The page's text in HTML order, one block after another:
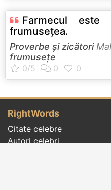
Farmecul este
frumuseţea.
Proverbe și zicători
frumusețe
RightWords
Citate celebre
Autori celebri